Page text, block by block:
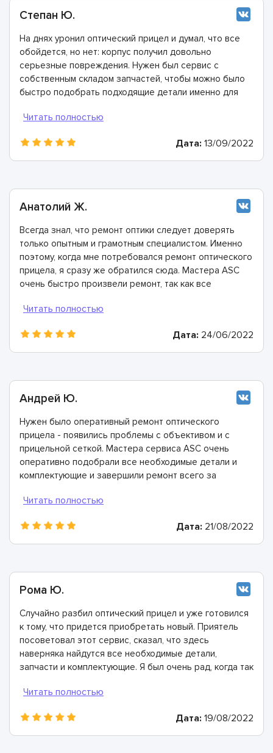
Степан Ю.
На днях уронил оптический прицел и думал, что все
обойдется, но нет: корпус получил довольно
серьезные повреждения. Нужен был сервис с
собственным складом запчастей, чтобы можно было
быстро подобрать подходящие детали именно для
справились с задачей на отлично и на все работы
Дата: 13/09/2022
Анатолий Ж.
Всегда знал, что ремонт оптики следует доверять
только опытным и грамотным специалистом. Именно
поэтому, когда мне потребовался ремонт оптического
прицела, я сразу же обратился сюда. Мастера ASC
очень быстро произвели ремонт, так как все
собственном складе.
Дата: 24/06/2022
Андрей Ю.
Нужен было оперативный ремонт оптического
прицела - появились проблемы с объективом и с
прицельной сеткой. Мастера сервиса ASC очень
оперативно подобрали все необходимые детали и
комплектующие и завершили ремонт всего за
профи!
Дата: 21/08/2022
Рома Ю.
Случайно разбил оптический прицел и уже готовился
к тому, что придется приобретать новый. Приятель
посоветовал этот сервис, сказал, что здесь
наверняка найдутся все необходимые детали,
запчасти и комплектующие. Я был очень рад, когда так
прицел буквально заново и полностью восстановили
мастера!
Дата: 19/08/2022